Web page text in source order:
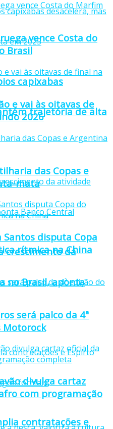
capixabas
trajetória de alta
crescimento da
no Brasil, aponta
contratações e
vence Costa do
Brasil
e vai às oitavas de
2026
das Copas e
mata
Santos disputa Copa
rítmica na China
será palco da 4ª
Motorock
divulga cartaz
com programação